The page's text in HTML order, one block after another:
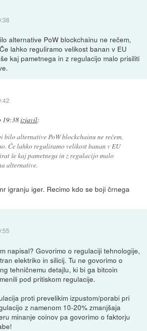
alternative PoW blockchainu ne rečem,
lahko reguliramo velikost banan v EU
kaj pametnega in z regulacijo malo prisiliti
19:38izjavil:
bilo alternative PoW blockchainu ne rečem,
Če lahko reguliramo velikost banan v EU
še kaj pametnega in z regulacijo malo
alternative.
igranju iger. Recimo kdo se boji črnega
napisal? Govorimo o regulaciji tehnologije,
elektriko in silicij. Tu ne govorimo o
tehničnemu detajlu, ki bi ga bitcoin
pod pritiskom regulacije.
proti prevelikim izpustom/porabi pri
z namenom 10-20% zmanjšaja
minanje coinov pa govorimo o faktorju